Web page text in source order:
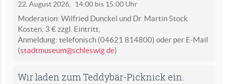
22. August 2026, 14:00 bis 15:00 Uhr
Moderation: Wilfried Dunckel und Dr. Martin Stock
Kosten: 3 € zzgl. Eintritt,
Anmeldung: telefonisch (04621 814800) oder per E-Mail
(stadtmuseum@schleswig.de)
Wir laden zum Teddybär-Picknick ein.